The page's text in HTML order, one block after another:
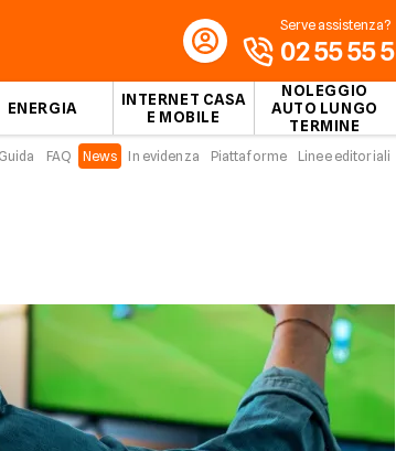
ENERGIA
INTERNET CASA
E MOBILE
NOLEGGIO
AUTO LUNGO
TERMINE
Serve assistenza?
02 55 55 5
Guida FAQ News In evidenza Piattaforme Linee editoriali